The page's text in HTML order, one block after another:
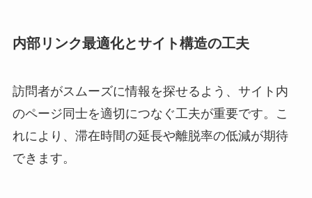
内部リンク最適化とサイト構造の工夫
訪問者がスムーズに情報を探せるよう、サイト内
のページ同士を適切につなぐ工夫が重要です。こ
れにより、滞在時間の延長や離脱率の低減が期待
できます。